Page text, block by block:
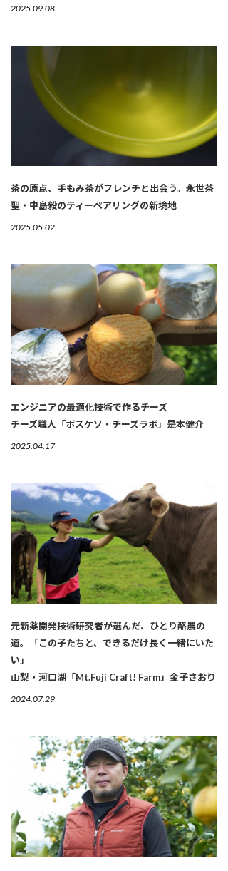
2025.09.08
茶の原点、手もみ茶がフレンチと出会う。永世茶
聖・中島毅のティーペアリングの新境地
2025.05.02
エンジニアの最適化技術で作るチーズ
チーズ職人「ボスケソ・チーズラボ」是本健介
2025.04.17
元新薬開発技術研究者が選んだ、ひとり酪農の
道。「この子たちと、できるだけ長く一緒にいた
い」
山梨・河口湖「Mt.Fuji Craft! Farm」金子さおり
2024.07.29